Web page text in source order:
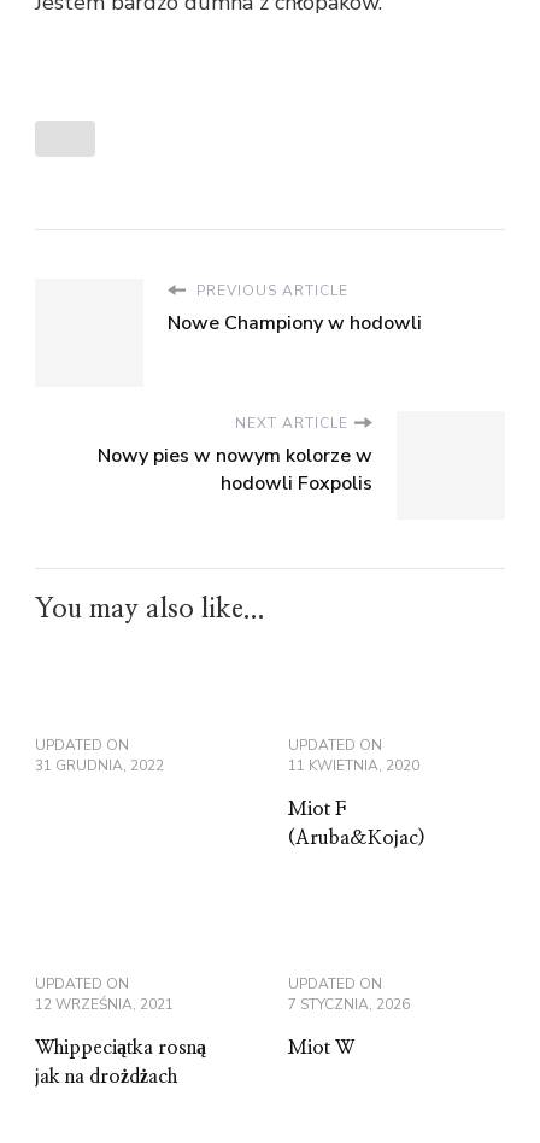
PREVIOUS ARTICLE
Nowe Championy w hodowli
NEXT ARTICLE
Nowy pies w nowym kolorze w
hodowli Foxpolis
You may also like...
UPDATED ON
31 GRUDNIA, 2022
UPDATED ON
11 KWIETNIA, 2020
Miot F
(Aruba&Kojac)
UPDATED ON
12 WRZEŚNIA, 2021
Whippeciątka rosną
jak na drożdżach
UPDATED ON
7 STYCZNIA, 2026
Miot W